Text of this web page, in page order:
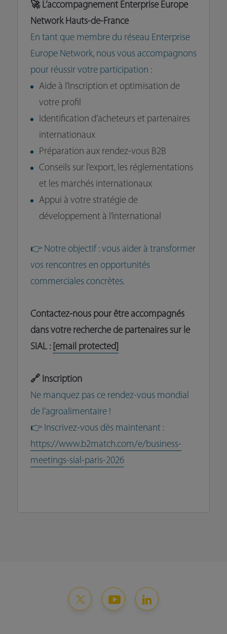
🚀 L’accompagnement Enterprise Europe
Network Hauts-de-France
En tant que membre du réseau Enterprise
Europe Network, nous vous accompagnons
pour réussir votre participation :
Aide à l’inscription et optimisation de
votre profil
Identification d’acheteurs et partenaires
internationaux
Préparation aux rendez-vous B2B
Conseils sur l’export, les réglementations
et les marchés internationaux
Appui à votre stratégie de
développement à l’international
👉 Notre objectif : vous aider à transformer
vos rencontres en opportunités
commerciales concrètes.
Contactez-nous pour être accompagnés
dans votre recherche de partenaires sur le
SIAL : [email protected]
🔗 Inscription
Ne manquez pas ce rendez-vous mondial
de l’agroalimentaire !
👉 Inscrivez-vous dès maintenant :
https://www.b2match.com/e/business-
meetings-sial-paris-2026